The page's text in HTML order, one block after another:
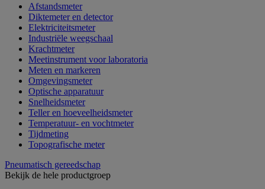
Afstandsmeter
Diktemeter en detector
Elektriciteitsmeter
Industriële weegschaal
Krachtmeter
Meetinstrument voor laboratoria
Meten en markeren
Omgevingsmeter
Optische apparatuur
Snelheidsmeter
Teller en hoeveelheidsmeter
Temperatuur- en vochtmeter
Tijdmeting
Topografische meter
Pneumatisch gereedschap
Bekijk de hele productgroep